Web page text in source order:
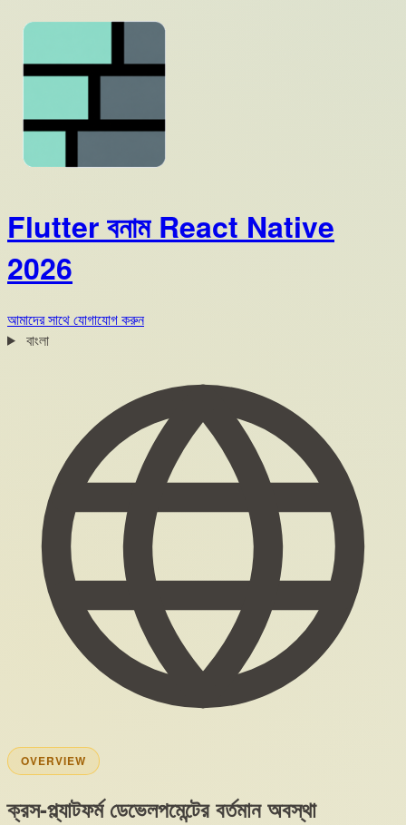
Flutter বনাম React Native
2026
আমাদের সাথে যোগাযোগ করুন
বাংলা
OVERVIEW
ক্রস-প্ল্যাটফর্ম ডেভেলপমেন্টের বর্তমান অবস্থা